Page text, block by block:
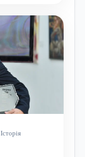
Історія